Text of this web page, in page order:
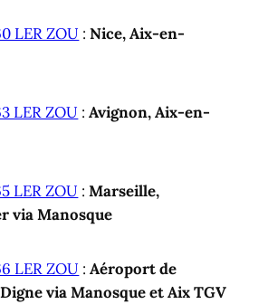
LER ZOU :Nice, Aix-en-
LER ZOU :Avignon, Aix-en-
LER ZOU :Marseille,
via Manosque
LER ZOU :Aéroport de
via Manosque et Aix TGV